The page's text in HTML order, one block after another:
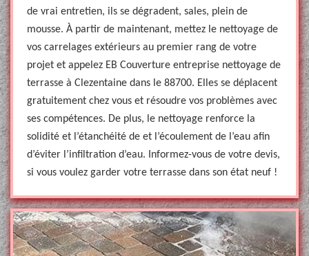
de vrai entretien, ils se dégradent, sales, plein de
mousse. À partir de maintenant, mettez le nettoyage de
vos carrelages extérieurs au premier rang de votre
projet et appelez EB Couverture entreprise nettoyage de
terrasse à Clezentaine dans le 88700. Elles se déplacent
gratuitement chez vous et résoudre vos problèmes avec
ses compétences. De plus, le nettoyage renforce la
solidité et l’étanchéité de et l’écoulement de l’eau afin
d’éviter l’infiltration d’eau. Informez-vous de votre devis,
si vous voulez garder votre terrasse dans son état neuf !